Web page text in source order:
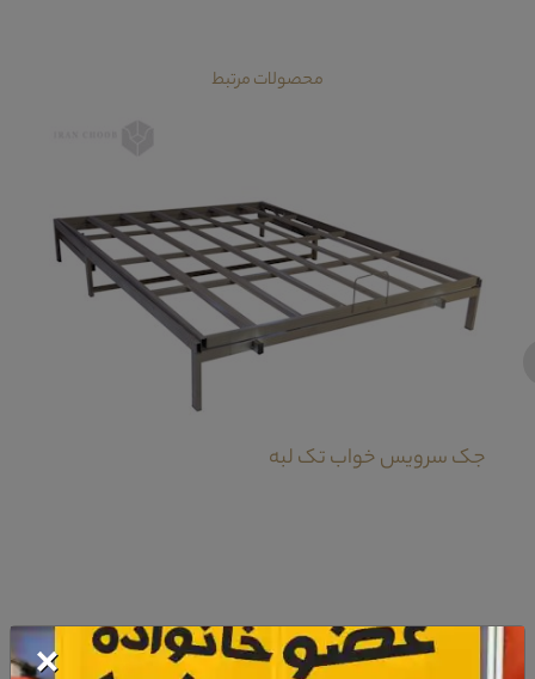
محصولات مرتبط
جک سرویس خواب تک لبه
معرفی دراور و قاب آینه سرویس خواب پائیز